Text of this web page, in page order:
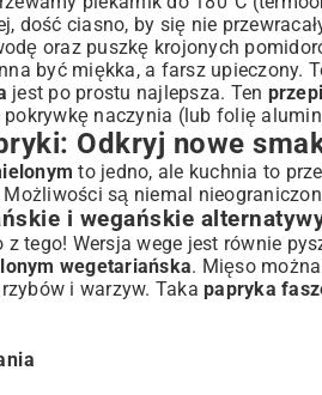
dość ciasno, by się nie
oraz puszkę krojonych
być miękka, a farsz upieczony.
jest po prostu najlepsza. Ten
naczynia (lub folię
Odkryj nowe
to jedno, ale kuchnia to
są niemal
i wegańskie
z tego! Wersja wege jest równie
wegetariańska. Mięso
i warzyw. Taka papryka